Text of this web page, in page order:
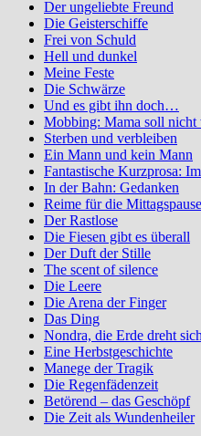
Der ungeliebte Freund
Die Geisterschiffe
Frei von Schuld
Hell und dunkel
Meine Feste
Die Schwärze
Und es gibt ihn doch…
Mobbing: Mama soll nicht
Sterben und verbleiben
Ein Mann und kein Mann
Fantastische Kurzprosa:
In der Bahn: Gedanken
Reime für die Mittagspause
Der Rastlose
Die Fiesen gibt es überall
Der Duft der Stille
The scent of silence
Die Leere
Die Arena der Finger
Das Ding
Nondra, die Erde dreht
Eine Herbstgeschichte
Manege der Tragik
Die Regenfädenzeit
Betörend – das Geschöpf
Die Zeit als Wundenheiler